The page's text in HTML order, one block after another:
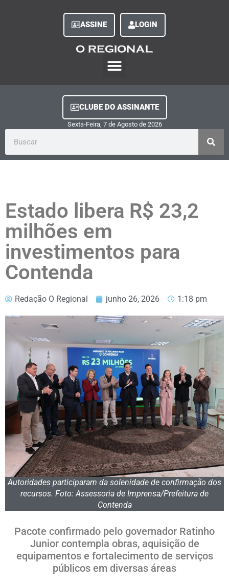
ASSINE LOGIN
CLUBE DO ASSINANTE
Sexta-Feira, 7de Agostode 2026
Estado libera R$ 23,2
milhões em
investimentos para
Contenda
Redação O Regional junho 26, 2026 1:18 pm
Autoridades participaram da solenidade de confirmação dos
recursos. Foto: Assessoria de Imprensa/Prefeitura de
Contenda
Pacote confirmado pelo governador Ratinho
Junior contempla obras, aquisição de
equipamentos e fortalecimento de serviços
públicos em diversas áreas